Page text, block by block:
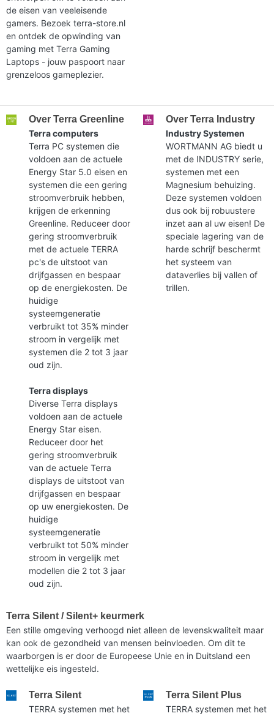
de eisen van veeleisende
gamers. Bezoek terra-store.nl
en ontdek de opwinding van
gaming met Terra Gaming
Laptops - jouw paspoort naar
grenzeloos gameplezier.
Over Terra Greenline
Terra computers
Terra PC systemen die
voldoen aan de actuele
Energy Star 5.0 eisen en
systemen die een gering
stroomverbruik hebben,
krijgen de erkenning
Greenline. Reduceer door
gering stroomverbruik
met de actuele TERRA
pc's de uitstoot van
drijfgassen en bespaar
op de energiekosten. De
huidige
systeemgeneratie
verbruikt tot 35% minder
stroom in vergelijk met
systemen die 2 tot 3 jaar
oud zijn.
Terra displays
Diverse Terra displays
voldoen aan de actuele
Energy Star eisen.
Reduceer door het
gering stroomverbruik
van de actuele Terra
displays de uitstoot van
drijfgassen en bespaar
op uw energiekosten. De
huidige
systeemgeneratie
verbruikt tot 50% minder
stroom in vergelijk met
modellen die 2 tot 3 jaar
oud zijn.
Over Terra Industry
Industry Systemen
WORTMANN AG biedt u
met de INDUSTRY serie,
systemen met een
Magnesium behuizing.
Deze systemen voldoen
dus ook bij robuustere
inzet aan al uw eisen! De
speciale lagering van de
harde schrijf beschermt
het systeem van
dataverlies bij vallen of
trillen.
Terra Silent / Silent+ keurmerk
Een stille omgeving verhoogd niet alleen de levenskwaliteit maar
kan ook de gezondheid van mensen beinvloeden. Om dit te
waarborgen is er door de Europeese Unie en in Duitsland een
wettelijke eis ingesteld.
Terra Silent
TERRA systemen met het
Terra Silent Plus
TERRA systemen met het